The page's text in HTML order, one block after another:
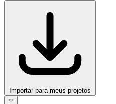
Importar para meus projetos